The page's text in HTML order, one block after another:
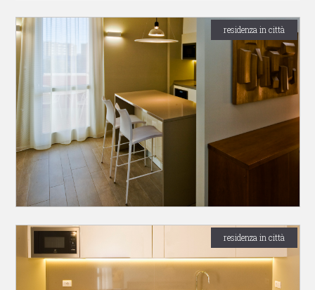
residenza in città
residenza in città